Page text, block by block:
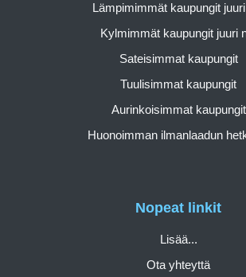
Nopeat linkit
Lisää...
Ota yhteyttä
Lämpimimmät kaupungit
Kylmimmät kaupungit juuri
Sateisimmat kaupungit
Tuulisimmat kaupungit
Aurinkoisimmat kaupungit
Huonoimman ilmanlaadun